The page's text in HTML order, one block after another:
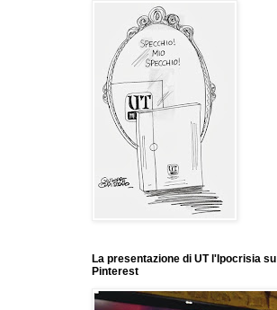
La presentazione di UT l'Ipocrisia su
Pinterest